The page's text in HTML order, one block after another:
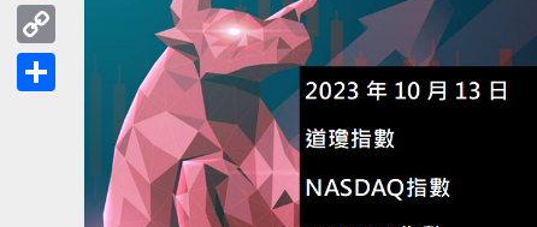
Evernote
Copy